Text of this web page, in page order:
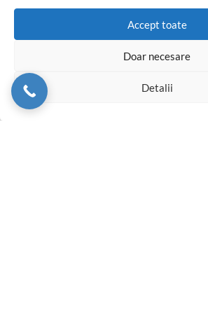
Accept toate
Doar necesare
Detalii
Livram din stoc in 24-48h oriunde in Romania
Termeni si Conditii